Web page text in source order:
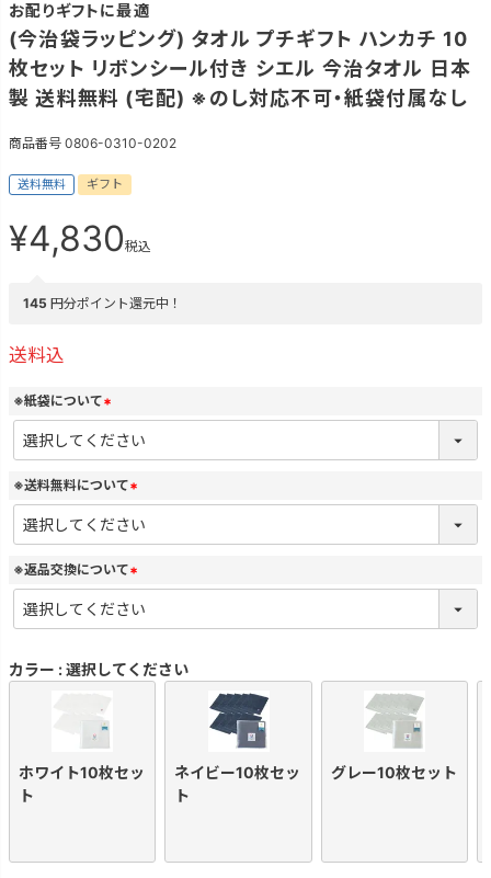
お配りギフトに最適
(今治袋ラッピング) タオル プチギフト ハンカチ 10
枚セット リボンシール付き シエル 今治タオル 日本
製 送料無料 (宅配) ※のし対応不可・紙袋付属なし
商品番号 0806-0310-0202
送料無料 ギフト
¥4,830税込
145 円分ポイント還元中！
送料込
※紙袋について
(
必
須
)
※送料無料について
(
必
須
)
※返品交換について
(
必
須
カラー 選択してください
ホワイト10枚セッ
ト
ネイビー10枚セッ
ト
グレー10枚セット